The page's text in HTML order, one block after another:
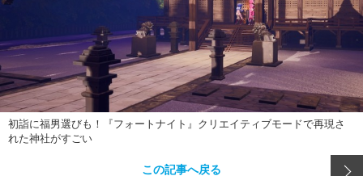
初詣に福男選びも！『フォートナイト』クリエイティブモードで再現さ
れた神社がすごい
この記事へ戻る